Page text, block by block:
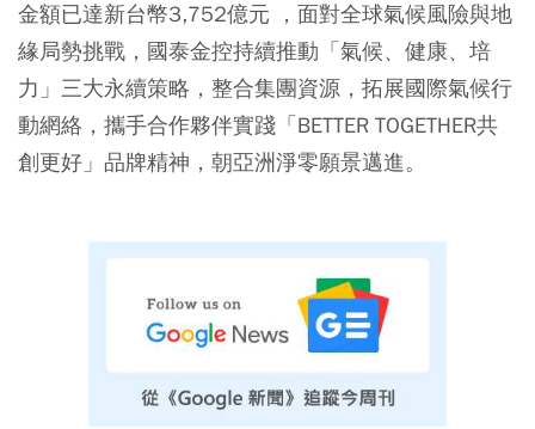
金額已達新台幣3,752億元 ，面對全球氣候風險與地
緣局勢挑戰，國泰金控持續推動「氣候、健康、培
力」三大永續策略，整合集團資源，拓展國際氣候行
動網絡，攜手合作夥伴實踐「BETTER TOGETHER共
創更好」品牌精神，朝亞洲淨零願景邁進。